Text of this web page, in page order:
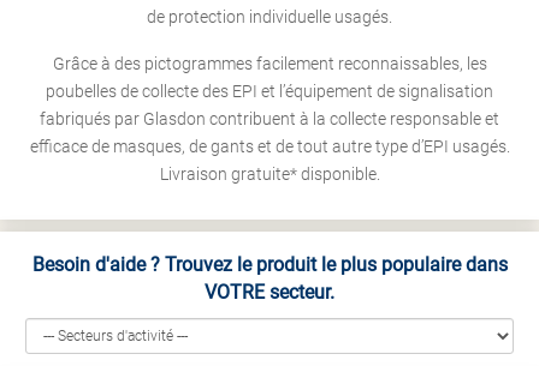
de protection individuelle usagés.
Grâce à des pictogrammes facilement reconnaissables, les
poubelles de collecte des EPI et l’équipement de signalisation
fabriqués par Glasdon contribuent à la collecte responsable et
efficace de masques, de gants et de tout autre type d’EPI usagés.
Livraison gratuite* disponible.
Besoin d'aide ? Trouvez le produit le plus populaire dans
VOTRE secteur.